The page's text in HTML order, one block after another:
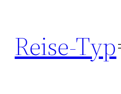
springen
Reise-Typ